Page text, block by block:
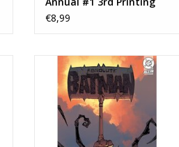
Nick Dragotta Black &
€8,99
DC COMICS Absolute Batman
#18 Cover D Giuseppe
Camuncoli Variant
TOEVOEGEN AAN WINKELWAGEN